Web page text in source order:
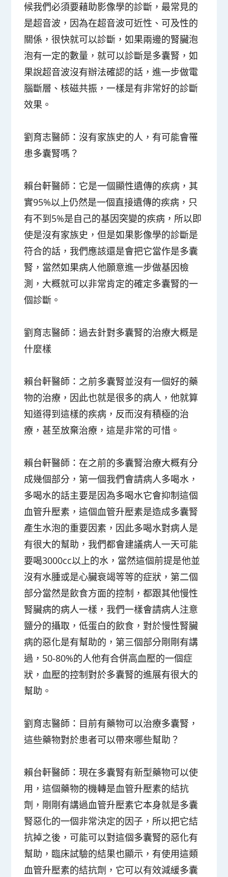
候我們必須要藉助影像學的診斷，最常見的
是超音波，因為在超音波可近性、可及性的
關係，很快就可以診斷，如果兩邊的腎臟泡
泡有一定的數量，就可以診斷是多囊腎，如
果說超音波沒有辦法確認的話，進一步做電
腦斷層、核磁共振，一樣是有非常好的診斷
效果。
劉育志醫師：沒有家族史的人，有可能會罹
患多囊腎嗎？
賴台軒醫師： 它是一個顯性遺傳的疾病，其
實95%以上仍然是一個直接遺傳的疾病，只
有不到5%是自己的基因突變的疾病，所以即
使是沒有家族史，但是如果影像學的診斷是
符合的話，我們應該還是會把它當作是多囊
腎，當然如果病人他願意進一步做基因檢
測，大概就可以非常肯定的確定多囊腎的一
個診斷。
劉育志醫師：過去針對多囊腎的治療大概是
什麼樣
賴台軒醫師： 之前多囊腎並沒有一個好的藥
物的治療，因此也就是很多的病人，他就算
知道得到這樣的疾病，反而沒有積極的治
療，甚至放棄治療，這是非常的可惜。
賴台軒醫師：在之前的多囊腎治療大概有分
成幾個部分，第一個我們會請病人多喝水，
多喝水的話主要是因為多喝水它會抑制這個
血管升壓素，這個血管升壓素是造成多囊腎
產生水泡的重要因素，因此多喝水對病人是
有很大的幫助，我們都會建議病人一天可能
要喝3000cc以上的水，當然這個前提是他並
沒有水腫或是心臟衰竭等等的症狀，第二個
部分當然是飲食方面的控制，都跟其他慢性
腎臟病的病人一樣，我們一樣會請病人注意
鹽分的攝取，低蛋白的飲食，對於慢性腎臟
病的惡化是有幫助的，第三個部分剛剛有講
過，50-80%的人他有合併高血壓的一個症
狀，血壓的控制對於多囊腎的進展有很大的
幫助。
劉育志醫師： 目前有藥物可以治療多囊腎，
這些藥物對於患者可以帶來哪些幫助？
賴台軒醫師：現在多囊腎有新型藥物可以使
用，這個藥物的機轉是血管升壓素的結抗
劑，剛剛有講過血管升壓素它本身就是多囊
腎惡化的一個非常決定的因子，所以把它結
抗掉之後，可能可以對這個多囊腎的惡化有
幫助，臨床試驗的結果也顯示，有使用這類
血管升壓素的結抗劑，它可以有效減緩多囊